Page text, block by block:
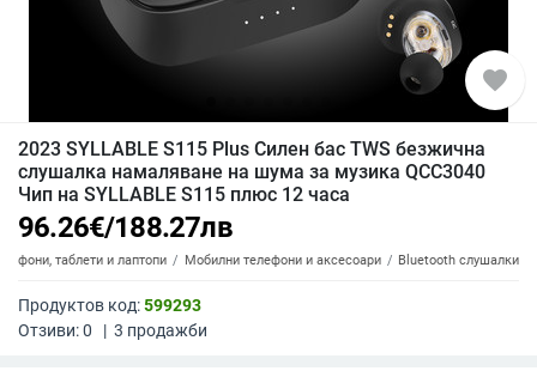
favorite
2023 SYLLABLE S115 Plus Силен бас TWS безжична
слушалка намаляване на шума за музика QCC3040
Чип на SYLLABLE S115 плюс 12 часа
96.26€/188.27лв
таблети и лаптопи Мобилни телефони и аксесоари Bluetooth слушалки
Продуктов код:599293
Отзиви:0 | 3 продажби